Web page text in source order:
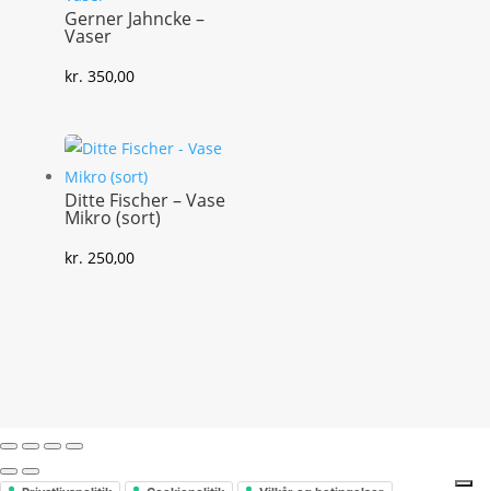
Gerner Jahncke –
Vaser
kr. 350,00
Ditte Fischer – Vase
Mikro (sort)
kr. 250,00